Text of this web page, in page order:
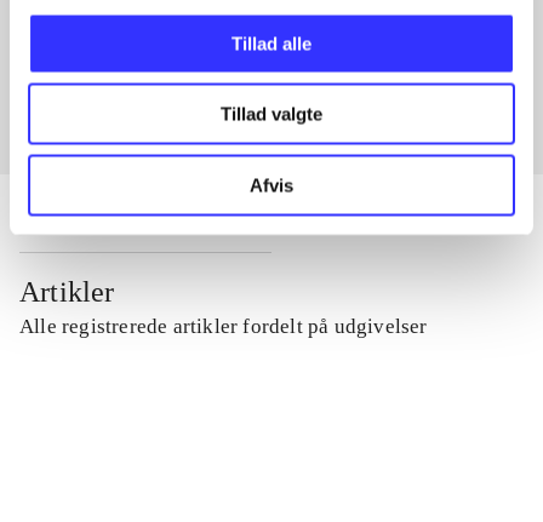
Tillad alle
Tillad valgte
Afvis
Artikler med samme emner
Artikler
Alle registrerede artikler fordelt på udgivelser